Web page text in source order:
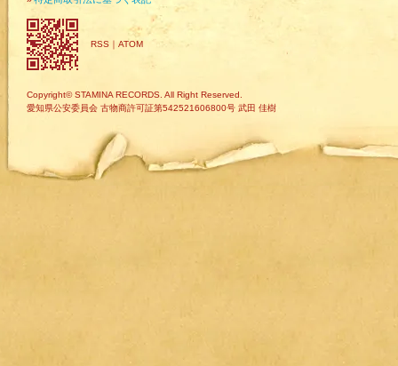
RSS ｜ ATOM
Copyright© STAMINA RECORDS. All Right Reserved.
愛知県公安委員会 古物商許可証第542521606800号 武田 佳樹